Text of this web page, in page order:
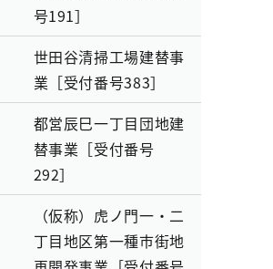
号191］
世田谷清掃工場建替事
業［受付番号383］
都営辰巳一丁目団地建
替事業［受付番号
292］
（仮称）虎ノ門一・二
丁目地区第一種市街地